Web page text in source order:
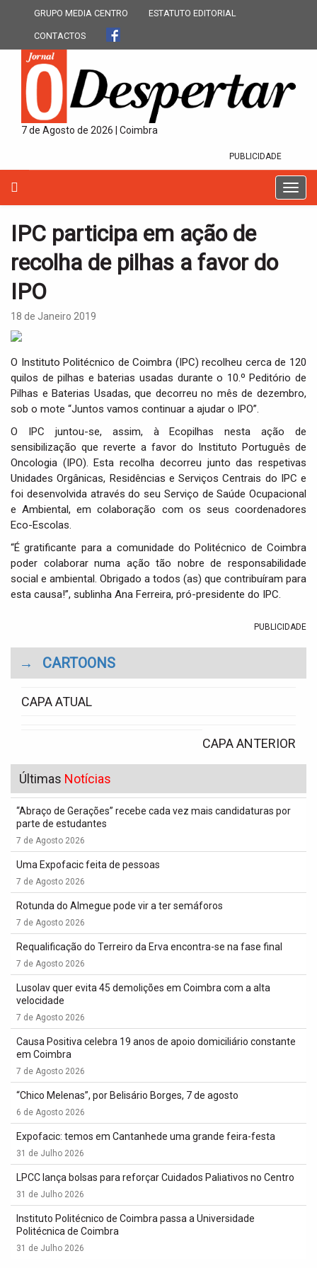
GRUPO MEDIA CENTRO ESTATUTO EDITORIAL
CONTACTOS
7 de Agosto de 2026 | Coimbra
PUBLICIDADE
T
o
t
o
IPC participa em ação de
recolha de pilhas a favor do
IPO
18 de Janeiro 2019
O Instituto Politécnico de Coimbra (IPC) recolheu cerca de 120
quilos de pilhas e baterias usadas durante o 10.º Peditório de
Pilhas e Baterias Usadas, que decorreu no mês de dezembro,
sob o mote “Juntos vamos continuar a ajudar o IPO”.
O IPC juntou-se, assim, à Ecopilhas nesta ação de
sensibilização que reverte a favor do Instituto Português de
Oncologia (IPO). Esta recolha decorreu junto das respetivas
Unidades Orgânicas, Residências e Serviços Centrais do IPC e
foi desenvolvida através do seu Serviço de Saúde Ocupacional
e Ambiental, em colaboração com os seus coordenadores
Eco-Escolas.
“É gratificante para a comunidade do Politécnico de Coimbra
poder colaborar numa ação tão nobre de responsabilidade
social e ambiental. Obrigado a todos (as) que contribuíram para
esta causa!”, sublinha Ana Ferreira, pró-presidente do IPC.
PUBLICIDADE
→ CARTOONS
CAPA ATUAL
CAPA ANTERIOR
Últimas Notícias
“Abraço de Gerações” recebe cada vez mais candidaturas por
parte de estudantes
7 de Agosto 2026
Uma Expofacic feita de pessoas
7 de Agosto 2026
Rotunda do Almegue pode vir a ter semáforos
7 de Agosto 2026
Requalificação do Terreiro da Erva encontra-se na fase final
7 de Agosto 2026
Lusolav quer evita 45 demolições em Coimbra com a alta
velocidade
7 de Agosto 2026
Causa Positiva celebra 19 anos de apoio domiciliário constante
em Coimbra
7 de Agosto 2026
“Chico Melenas”, por Belisário Borges, 7 de agosto
6 de Agosto 2026
Expofacic: temos em Cantanhede uma grande feira-festa
31 de Julho 2026
LPCC lança bolsas para reforçar Cuidados Paliativos no Centro
31 de Julho 2026
Instituto Politécnico de Coimbra passa a Universidade
Politécnica de Coimbra
31 de Julho 2026